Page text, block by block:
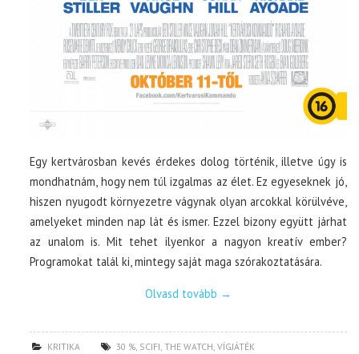
Egy kertvárosban kevés érdekes dolog történik, illetve úgy is
mondhatnám, hogy nem túl izgalmas az élet. Ez egyeseknek jó,
hiszen nyugodt környezetre vágynak olyan arcokkal körülvéve,
amelyeket minden nap lát és ismer. Ezzel bizony együtt járhat
az unalom is. Mit tehet ilyenkor a nagyon kreatív ember?
Programokat talál ki, mintegy saját maga szórakoztatására.
Olvasd tovább →
KRITIKA 30 %, SCIFI,THE WATCH,VÍGJÁTÉK